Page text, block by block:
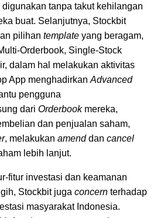
digunakan tanpa takut kehilangan
buat. Selanjutnya, Stockbit
pilihan template yang beragam,
Orderbook, Single-Stock
dalam hal melakukan aktivitas
App menghadirkan Advanced
pengguna
dari Orderbookmereka,
dan penjualan saham,
, melakukan amenddan cancel
lebih lanjut.
fitur investasi dan keamanan
Stockbit juga concern terhadap
masyarakat Indonesia.